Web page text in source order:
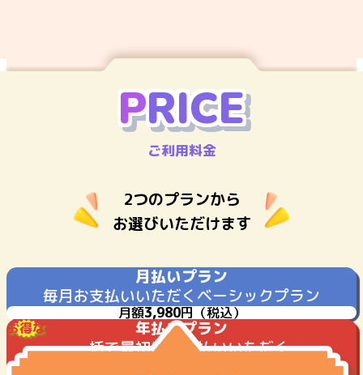
PRICE
ご利用料金
2つのプランから
お選びいただけます
月払いプラン
毎月お支払いいただく ベーシックプラン
月額3,980円 （税込）
お得な
年払いプラン
一括で最初にお支払いいただく